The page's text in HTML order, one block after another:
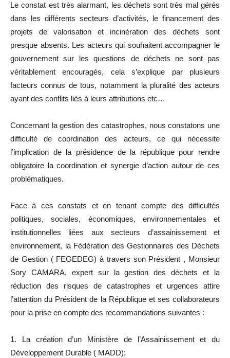
Le constat est très alarmant, les déchets sont très mal gérés
dans les différents secteurs d’activités, le financement des
projets de valorisation et incinération des déchets sont
presque absents. Les acteurs qui souhaitent accompagner le
gouvernement sur les questions de déchets ne sont pas
véritablement encouragés, cela s’explique par plusieurs
facteurs connus de tous, notamment la pluralité des acteurs
ayant des conflits liés à leurs attributions etc…
Concernant la gestion des catastrophes, nous constatons une
difficulté de coordination des acteurs, ce qui nécessite
l’implication de la présidence de la république pour rendre
obligatoire la coordination et synergie d’action autour de ces
problématiques.
Face à ces constats et en tenant compte des difficultés
politiques, sociales, économiques, environnementales et
institutionnelles liées aux secteurs d’assainissement et
environnement, la Fédération des Gestionnaires des Déchets
de Gestion ( FEGEDEG) à travers son Président , Monsieur
Sory CAMARA, expert sur la gestion des déchets et la
réduction des risques de catastrophes et urgences attire
l’attention du Président de la République et ses collaborateurs
pour la prise en compte des recommandations suivantes :
1. La création d’un Ministère de l’Assainissement et du
Développement Durable ( MADD);